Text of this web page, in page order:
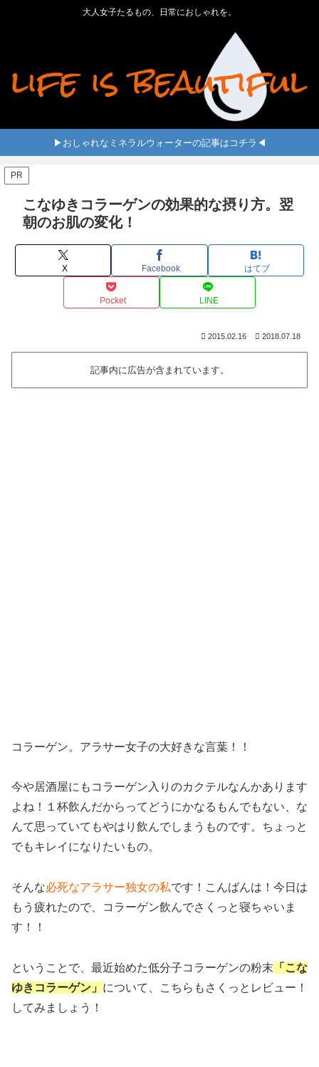
大人女子たるもの、日常におしゃれを。
▶おしゃれなミネラルウォーターの記事はコチラ◀
PR
こなゆきコラーゲンの効果的な摂り方。翌
朝のお肌の変化！
X Facebook はてブ
Pocket LINE
2015.02.16 2018.07.18
記事内に広告が含まれています。
コラーゲン。アラサー女子の大好きな言葉！！
今や居酒屋にもコラーゲン入りのカクテルなんかあります
よね！１杯飲んだからってどうにかなるもんでもない、な
んて思っていてもやはり飲んでしまうものです。ちょっと
でもキレイになりたいもの。
そんな必死なアラサー独女の私です！こんばんは！今日は
もう疲れたので、コラーゲン飲んでさくっと寝ちゃいま
す！！
ということで、最近始めた低分子コラーゲンの粉末 「こな
ゆきコラーゲン」 について、こちらもさくっとレビュー！
してみましょう！